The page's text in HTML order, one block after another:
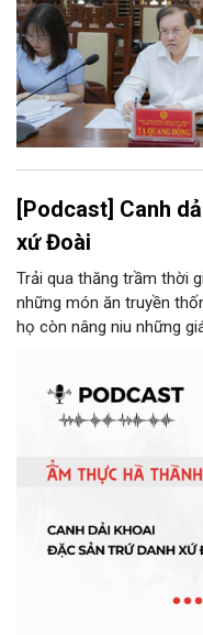
[Podcast] Canh
xứ Đoài
Trải qua thăng trầm thời
những món ăn truyền
họ còn nâng niu những
thức. Và canh dải khoai